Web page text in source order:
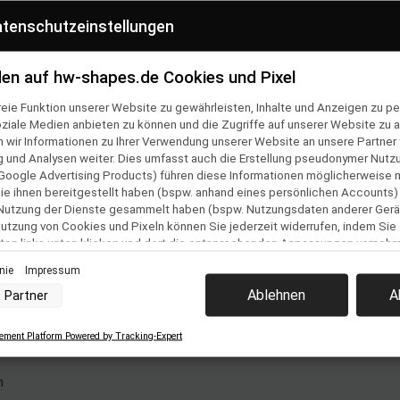
Verpackung
Bestellung
Versand
&
Folge uns auf
auf hw-shapes.de Cookies und Pixel
Funktion unserer Website zu gewährleisten, Inhalte und Anzeigen zu
Medien anbieten zu können und die Zugriffe auf unserer Website zu
wir Informationen zu Ihrer Verwendung unserer Website an unsere
und Analysen weiter. Dies umfasst auch die Erstellung pseudonymer
Advertising Products) führen diese Informationen möglicherweise
ihnen bereitgestellt haben (bspw. anhand eines persönlichen
der Dienste gesammelt haben (bspw. Nutzungsdaten anderer
von Cookies und Pixeln können Sie jederzeit widerrufen, indem Sie
links unten klicken und dort die entsprechenden Anpassungen
durch unsere Partner:
Zugriff auf Informationen auf einem Endgerät
Daten zur Auswahl von Werbeanzeigen
für personalisierte Werbung
Profilen zur Auswahl personalisierter Werbung
zur Personalisierung von Inhalten
Impressum
Partner Ablehnen
Platform Powered by Tracking-Expert